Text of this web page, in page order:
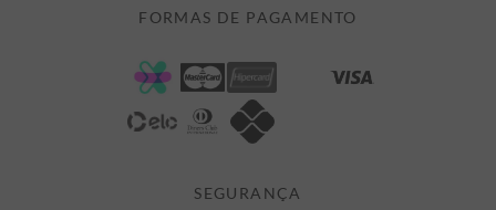
FORMAS DE PAGAMENTO
POLÍTICA DE PRIVACIDADE
ATENDIMENTO@ALEATORYSTORE.COM.BR
FORMAS DE PAGAMENTO
SEGURANÇA